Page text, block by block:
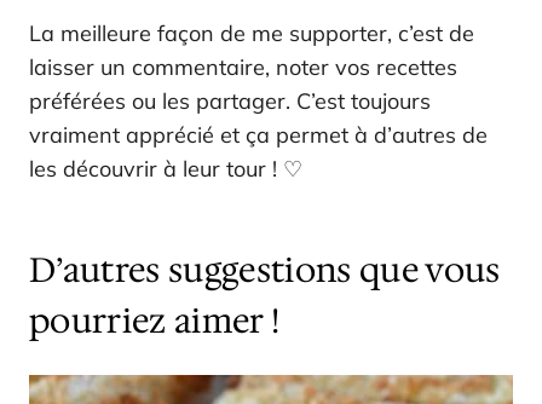
La meilleure façon de me supporter, c’est de
laisser un commentaire, noter vos recettes
préférées ou les partager. C’est toujours
vraiment apprécié et ça permet à d’autres de
les découvrir à leur tour ! ♡
D’autres suggestions que vous
pourriez aimer !